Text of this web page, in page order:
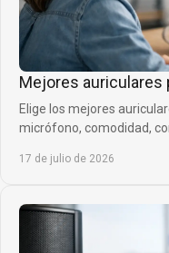
Mejores auriculares
Elige los mejores
micrófono, comodidad,
17 de julio de 2026